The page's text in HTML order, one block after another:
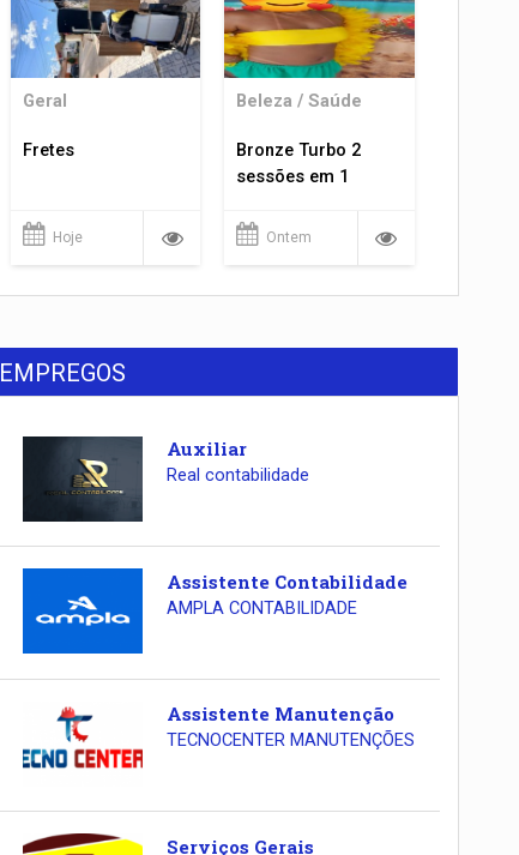
Geral
Fretes
Hoje
Beleza / Saúde
Bronze Turbo 2
sessões em 1
Ontem
EMPREGOS
Auxiliar
Real contabilidade
Assistente Contabilidade
AMPLA CONTABILIDADE
Assistente Manutenção
TECNOCENTER MANUTENÇÕES
Serviços Gerais